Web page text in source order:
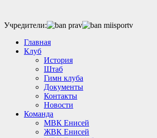
Учредители:
Главная
Клуб
История
Штаб
Гимн клуба
Документы
Контакты
Новости
Команда
МВК Енисей
ЖВК Енисей